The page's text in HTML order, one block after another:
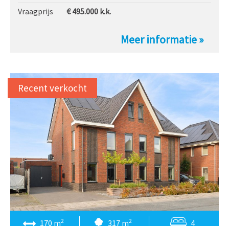
Vraagprijs
€ 495.000 k.k.
Meer informatie »
170 m2 317 m2 4
Recent verkocht